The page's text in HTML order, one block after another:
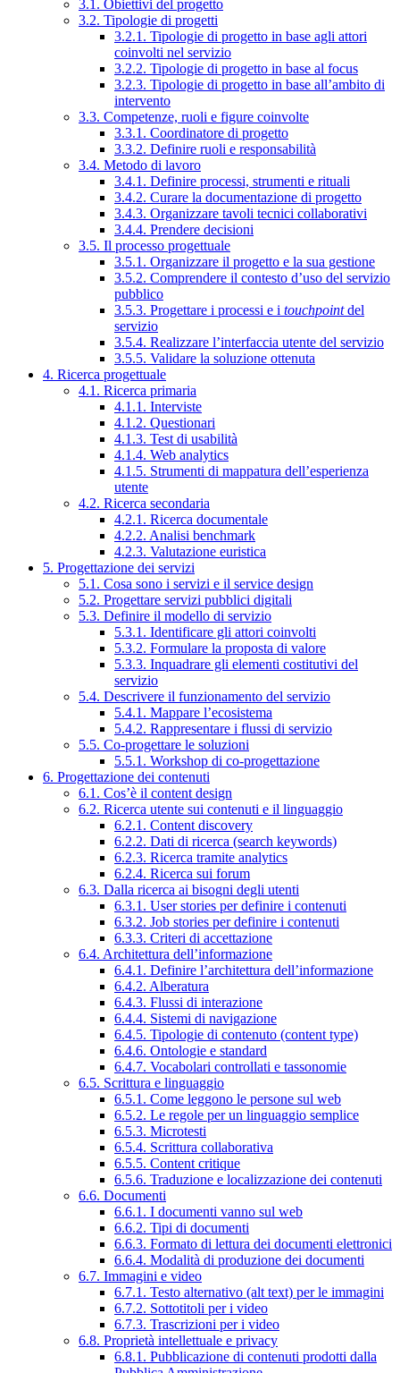
3.1. Obiettivi del progetto
3.2. Tipologie di progetti
3.2.1. Tipologie di progetto in base agli attori
coinvolti nel servizio
3.2.2. Tipologie di progetto in base al focus
3.2.3. Tipologie di progetto in base all’ambito di
intervento
3.3. Competenze, ruoli e figure coinvolte
3.3.1. Coordinatore di progetto
3.3.2. Definire ruoli e responsabilità
3.4. Metodo di lavoro
3.4.1. Definire processi, strumenti e rituali
3.4.2. Curare la documentazione di progetto
3.4.3. Organizzare tavoli tecnici collaborativi
3.4.4. Prendere decisioni
3.5. Il processo progettuale
3.5.1. Organizzare il progetto e la sua gestione
3.5.2. Comprendere il contesto d’uso del servizio
pubblico
3.5.3. Progettare i processi e i touchpointdel
servizio
3.5.4. Realizzare l’interfaccia utente del servizio
3.5.5. Validare la soluzione ottenuta
4. Ricerca progettuale
4.1. Ricerca primaria
4.1.1. Interviste
4.1.2. Questionari
4.1.3. Test di usabilità
4.1.4. Web analytics
4.1.5. Strumenti di mappatura dell’esperienza
utente
4.2. Ricerca secondaria
4.2.1. Ricerca documentale
4.2.2. Analisi benchmark
4.2.3. Valutazione euristica
5. Progettazione dei servizi
5.1. Cosa sono i servizi e il service design
5.2. Progettare servizi pubblici digitali
5.3. Definire il modello di servizio
5.3.1. Identificare gli attori coinvolti
5.3.2. Formulare la proposta di valore
5.3.3. Inquadrare gli elementi costitutivi del
servizio
5.4. Descrivere il funzionamento del servizio
5.4.1. Mappare l’ecosistema
5.4.2. Rappresentare i flussi di servizio
5.5. Co-progettare le soluzioni
5.5.1. Workshop di co-progettazione
6. Progettazione dei contenuti
6.1. Cos’è il content design
6.2. Ricerca utente sui contenuti e il linguaggio
6.2.1. Content discovery
6.2.2. Dati di ricerca (search keywords)
6.2.3. Ricerca tramite analytics
6.2.4. Ricerca sui forum
6.3. Dalla ricerca ai bisogni degli utenti
6.3.1. User stories per definire i contenuti
6.3.2. Job stories per definire i contenuti
6.3.3. Criteri di accettazione
6.4. Architettura dell’informazione
6.4.1. Definire l’architettura dell’informazione
6.4.2. Alberatura
6.4.3. Flussi di interazione
6.4.4. Sistemi di navigazione
6.4.5. Tipologie di contenuto (content type)
6.4.6. Ontologie e standard
6.4.7. Vocabolari controllati e tassonomie
6.5. Scrittura e linguaggio
6.5.1. Come leggono le persone sul web
6.5.2. Le regole per un linguaggio semplice
6.5.3. Microtesti
6.5.4. Scrittura collaborativa
6.5.5. Content critique
6.5.6. Traduzione e localizzazione dei contenuti
6.6. Documenti
6.6.1. I documenti vanno sul web
6.6.2. Tipi di documenti
6.6.3. Formato di lettura dei documenti elettronici
6.6.4. Modalità di produzione dei documenti
6.7. Immagini e video
6.7.1. Testo alternativo (alt text) per le immagini
6.7.2. Sottotitoli per i video
6.7.3. Trascrizioni per i video
6.8. Proprietà intellettuale e privacy
6.8.1. Pubblicazione di contenuti prodotti dalla